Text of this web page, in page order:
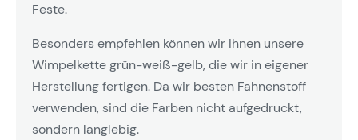
Feste.
Besonders empfehlen können wir Ihnen unsere
Wimpelkette grün-weiß-gelb, die wir in eigener
Herstellung fertigen. Da wir besten Fahnenstoff
verwenden, sind die Farben nicht aufgedruckt,
sondern langlebig.